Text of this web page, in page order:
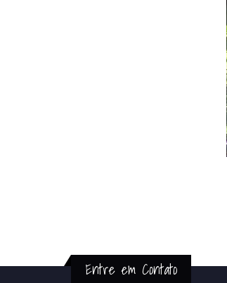
Entre em Contato